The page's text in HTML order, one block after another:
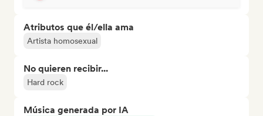
Atributos que él/ella ama
Artista homosexual
No quieren recibir...
Hard rock
Música generada por IA